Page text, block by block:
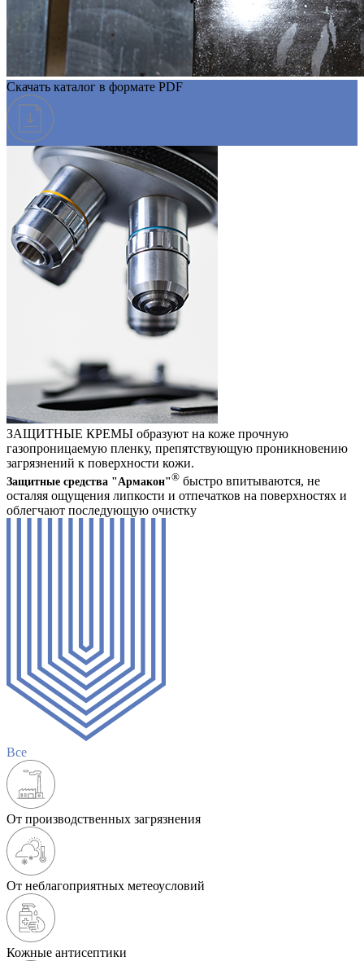
Скачать каталог в формате PDF
ЗАЩИТНЫЕ КРЕМЫ образуют на коже прочную
газопроницаемую пленку, препятствующую проникновению
загрязнений к поверхности кожи.
Защитные средства "Армакон"® быстро впитываются, не
осталяя ощущения липкости и отпечатков на поверхностях и
облегчают последующую очистку
Все
От производственных загрязнения
От неблагоприятных метеоусловий
Кожные антисептики